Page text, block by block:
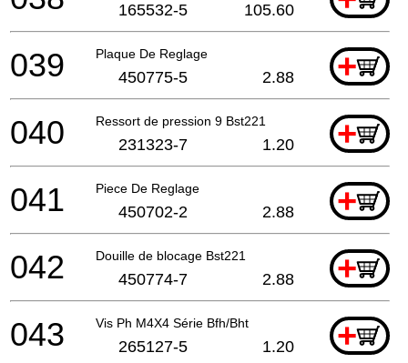
165532-5 105.60
Plaque De Reglage +
039 450775-5 2.88
Ressort de pression 9 Bst221 +
040 231323-7 1.20
Piece De Reglage +
041 450702-2 2.88
Douille de blocage Bst221 +
042 450774-7 2.88
Vis Ph M4X4 Série Bfh/Bht +
043 265127-5 1.20